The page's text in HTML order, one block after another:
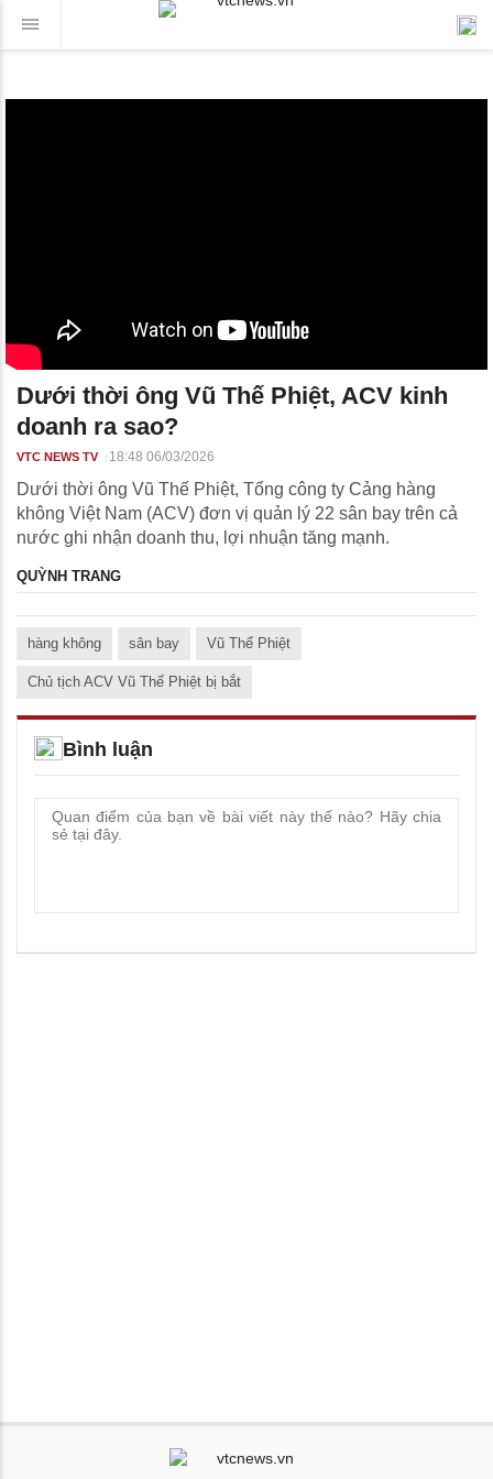
Dưới thời ông Vũ Thế Phiệt, ACV kinh
doanh ra sao?
VTC NEWS TV 18:48 06/03/2026
Dưới thời ông Vũ Thế Phiệt, Tổng công ty Cảng hàng
không Việt Nam (ACV) đơn vị quản lý 22 sân bay trên cả
nước ghi nhận doanh thu, lợi nhuận tăng mạnh.
QUỲNH TRANG
hàng không sân bay Vũ Thế Phiệt
Chủ tịch ACV Vũ Thế Phiệt bị bắt
Bình luận